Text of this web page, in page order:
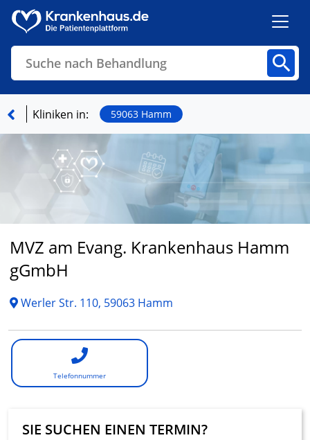
Suche nach Behandlung
Finden
Kliniken in: 59063 Hamm
MVZ am Evang. Krankenhaus Hamm
gGmbH
Werler Str. 110, 59063 Hamm
Telefonnummer
SIE SUCHEN EINEN TERMIN?